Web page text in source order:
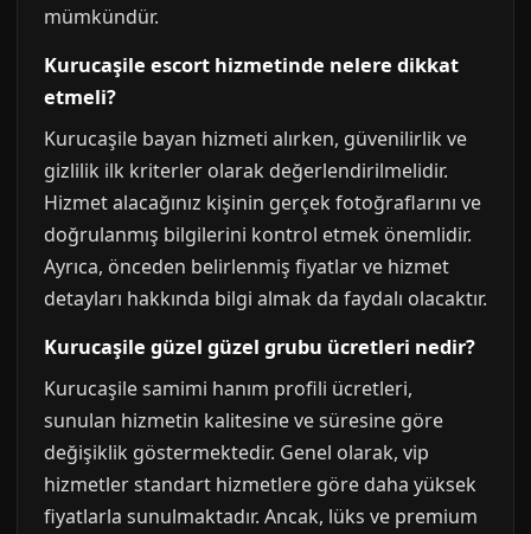
mümkündür.
Kurucaşile escort hizmetinde nelere dikkat
etmeli?
Kurucaşile bayan hizmeti alırken, güvenilirlik ve
gizlilik ilk kriterler olarak değerlendirilmelidir.
Hizmet alacağınız kişinin gerçek fotoğraflarını ve
doğrulanmış bilgilerini kontrol etmek önemlidir.
Ayrıca, önceden belirlenmiş fiyatlar ve hizmet
detayları hakkında bilgi almak da faydalı olacaktır.
Kurucaşile güzel güzel grubu ücretleri nedir?
Kurucaşile samimi hanım profili ücretleri,
sunulan hizmetin kalitesine ve süresine göre
değişiklik göstermektedir. Genel olarak, vip
hizmetler standart hizmetlere göre daha yüksek
fiyatlarla sunulmaktadır. Ancak, lüks ve premium